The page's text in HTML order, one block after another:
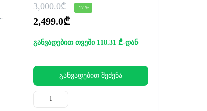
3,000.0₾ -17 %
2,499.0₾
განვადებით თვეში 118.31 ₾-დან
განვადებით შეძენა